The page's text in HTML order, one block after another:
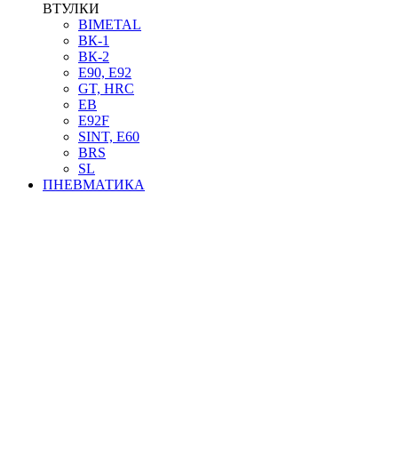
ВТУЛКИ
BIMETAL
ВК-1
ВК-2
Е90, E92
GT, HRC
EB
Е92F
SINT, E60
BRS
SL
ПНЕВМАТИКА